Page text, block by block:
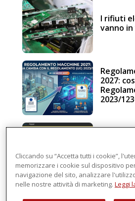
I rifiuti
vanno in
2027:
2023/
Cliccando su “Accetta tutti i cookie”,
memorizzare i cookie sul dispositivo
navigazione del sito, analizzare
nelle nostre attività di marketing. Leggi